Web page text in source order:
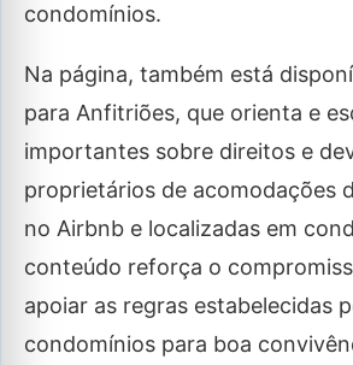
condomínios.
Na página, também está
para Anfitriões, que orienta e
importantes sobre direitos e
proprietários de acomodações
no Airbnb e localizadas em
conteúdo reforça o
apoiar as regras estabelecidas
condomínios para boa